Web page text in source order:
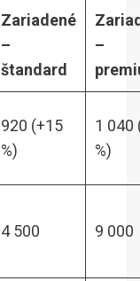
Zariadené
–
štandard
–
920 (+15
%)
1 040
%)
4 500 9 000